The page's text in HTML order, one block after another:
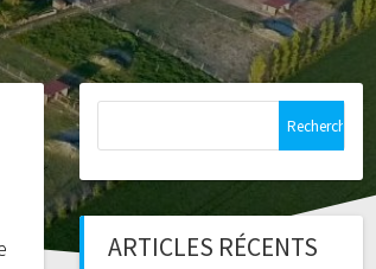
ARTICLES RÉCENTS